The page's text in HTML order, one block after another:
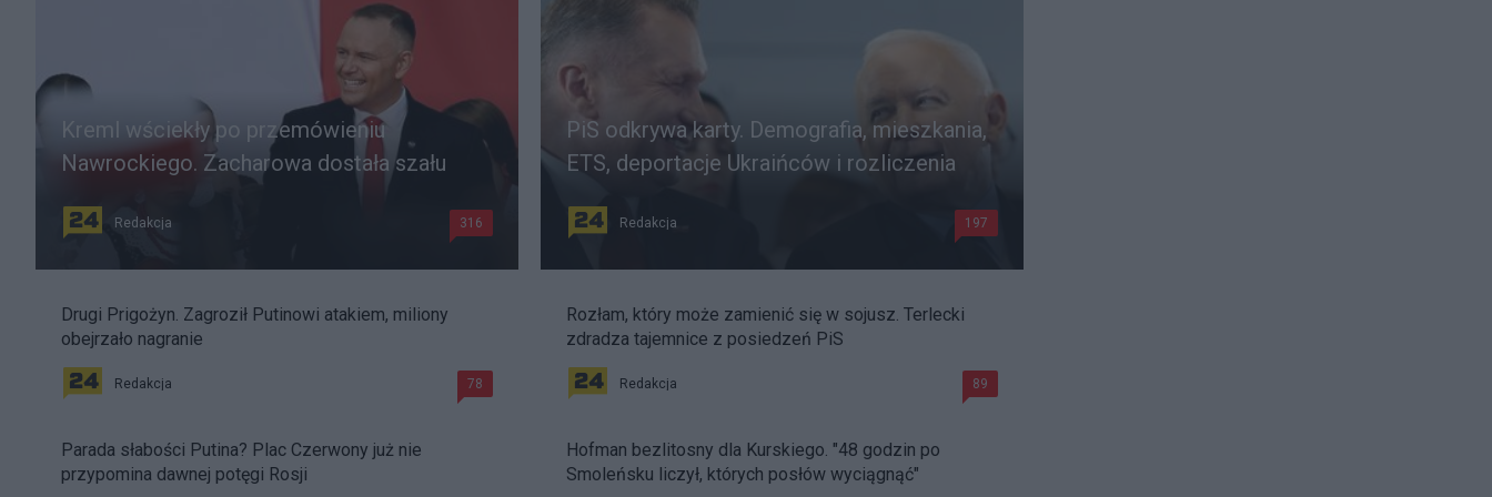
Kreml wściekły po przemówieniu
Nawrockiego. Zacharowa dostała szału
Redakcja 316
Drugi Prigożyn. Zagroził Putinowi atakiem, miliony
obejrzało nagranie
Redakcja 78
Parada słabości Putina? Plac Czerwony już nie
przypomina dawnej potęgi Rosji
PiS odkrywa karty. Demografia, mieszkania,
ETS, deportacje Ukraińców i rozliczenia
Redakcja 197
Rozłam, który może zamienić się w sojusz. Terlecki
zdradza tajemnice z posiedzeń PiS
Redakcja 89
Hofman bezlitosny dla Kurskiego. "48 godzin po
Smoleńsku liczył, których posłów wyciągnąć"